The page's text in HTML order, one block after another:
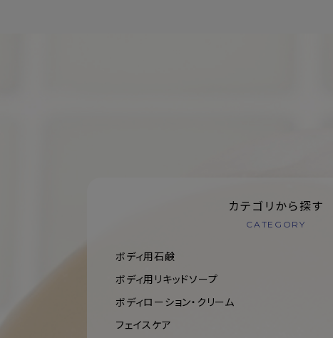
カテゴリから探す
CATEGORY
ボディ用石鹸
ボディ用リキッドソープ
ボディローション・クリーム
フェイスケア